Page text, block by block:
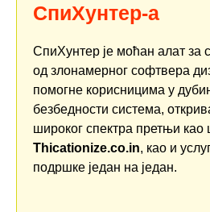
СпиХунтер-а
СпиХунтер је моћан алат за
од злонамерног софтвера
помогне корисницима у
безбедности система,
широког спектра претњи као
Thicationize.co.in, као и
подршке један на један.